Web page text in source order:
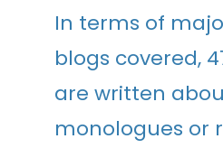
In terms of
blogs covered,
are written
monologues or